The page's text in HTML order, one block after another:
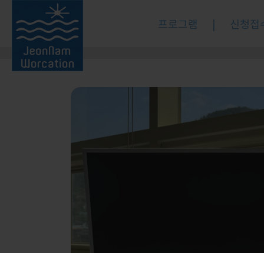
프로그램 | 신청접